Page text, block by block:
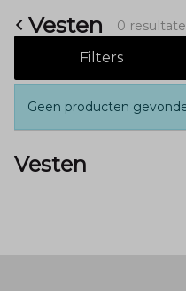
Vesten
-
Menger
Mode
Vesten 0
Filters
Geen producten
Vesten